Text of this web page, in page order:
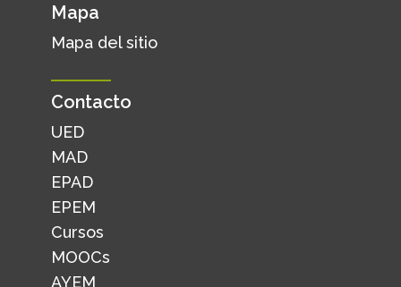
Mapa
Mapa del sitio
Contacto
UED
MAD
EPAD
EPEM
Cursos
MOOCs
AYEM